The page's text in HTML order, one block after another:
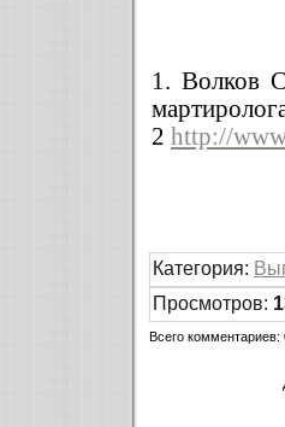
1. Волков
2 http://
Категория:
Просмотров:
Всего комментариев: